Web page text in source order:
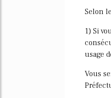
Selon
1) Si
usage
Vous